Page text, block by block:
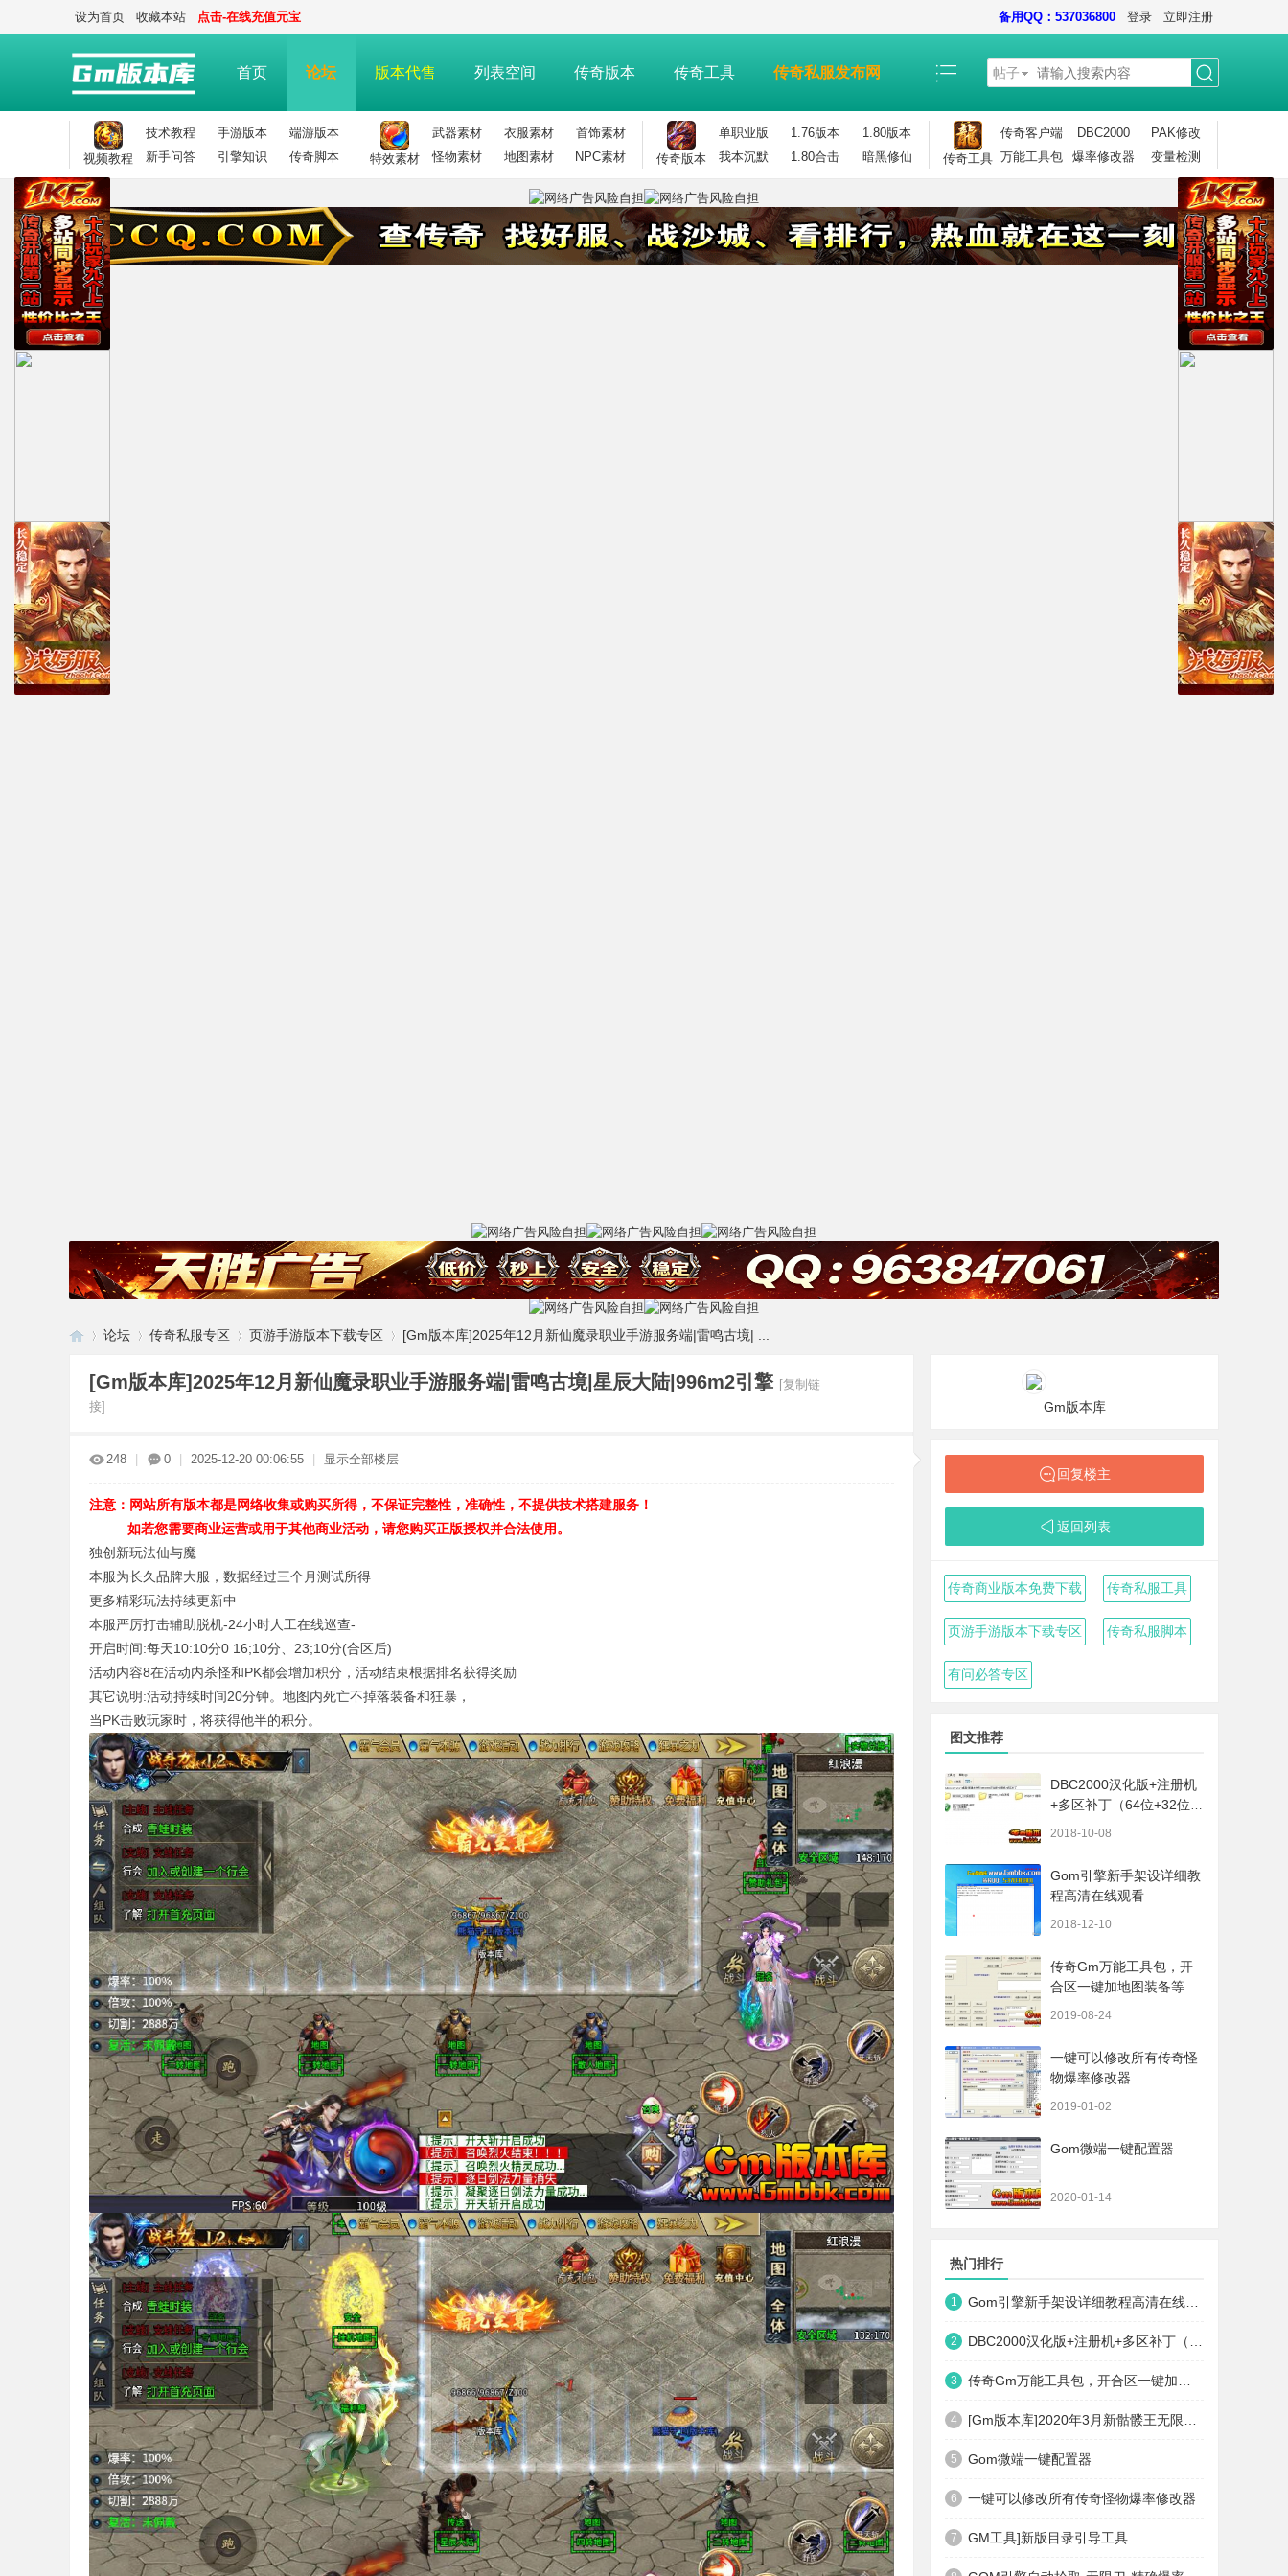
设为首页 收藏本站 点击-在线充值元宝 备用QQ：537036800 登录 立即注册
首页 论坛 版本代售 列表空间 传奇版本 传奇工具 传奇私服发布网 帖子
索
视频教程
技术教程 手游版本
端游版本
新手问答
引擎知识 传奇脚本 特效素材
武器素材 衣服素材
首饰素材
怪物素材
地图素材 NPC素材 传奇版本
单职业版 1.76版本
1.80版本
我本沉默
1.80合击 暗黑修仙 传奇工具
传奇客户端 DBC2000
PAK修改
万能工具包
爆率修改器 变量检测
»
论坛 传奇私服专区 页游手游版本下载专区 [Gm版本库]2025年12月新仙魔录职业手游服务端|雷鸣古境| ...
[Gm版本库]2025年12月新仙魔录职业手游服务端|雷鸣古境|星辰大陆|996m2引擎 [复制链
接]
248 0 2025-12-20 00:06:55 显示全部楼层
注意：网站所有版本都是网络收集或购买所得，不保证完整性，准确性，不提供技术搭建服务！
如若您需要商业运营或用于其他商业活动，请您购买正版授权并合法使用。
独创新玩法仙与魔
本服为长久品牌大服，数据经过三个月测试所得
更多精彩玩法持续更新中
本服严厉打击辅助脱机-24小时人工在线巡查-
开启时间:每天10:10分0 16;10分、23;10分(合区后)
活动内容8在活动内杀怪和PK都会增加积分，活动结束根据排名获得奖励
其它说明:活动持续时间20分钟。地图内死亡不掉落装备和狂暴，
当PK击败玩家时，将获得他半的积分。
Gm版本库
回复楼主
返回列表
传奇商业版本免费下载 传奇私服工具
页游手游版本下载专区 传奇私服脚本
有问必答专区
图文推荐
DBC2000汉化版+注册机
+多区补丁（64位+32位的
2018-10-08
Gom引擎新手架设详细教
程高清在线观看
2018-12-10
传奇Gm万能工具包，开
合区一键加地图装备等
2019-08-24
一键可以修改所有传奇怪
物爆率修改器
2019-01-02
Gom微端一键配置器
2020-01-14
热门排行
1
2
3
4
5 Gom微端一键配置器
6 一键可以修改所有传奇怪物爆率修改器
7 GM工具]新版目录引导工具